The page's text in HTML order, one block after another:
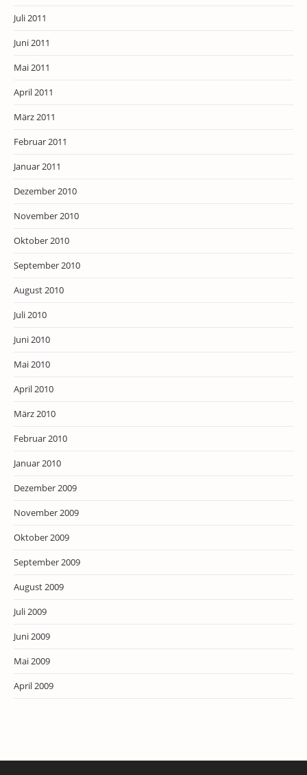
Juli 2011
Juni 2011
Mai 2011
April 2011
März 2011
Februar 2011
Januar 2011
Dezember 2010
November 2010
Oktober 2010
September 2010
August 2010
Juli 2010
Juni 2010
Mai 2010
April 2010
März 2010
Februar 2010
Januar 2010
Dezember 2009
November 2009
Oktober 2009
September 2009
August 2009
Juli 2009
Juni 2009
Mai 2009
April 2009